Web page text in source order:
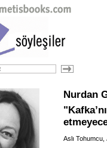
Nurdan
Aslı Tohumcu,